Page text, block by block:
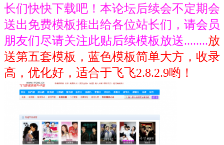
长们快快下载吧！本论坛后续会不定期会
送出免费模板推出给各位站长们， 请会员
朋友们尽请关注此贴后续模板放送........放
送第五套模板，蓝色模板简单大方，收录
高，优化好，适合于飞飞2.8.2.9哟！